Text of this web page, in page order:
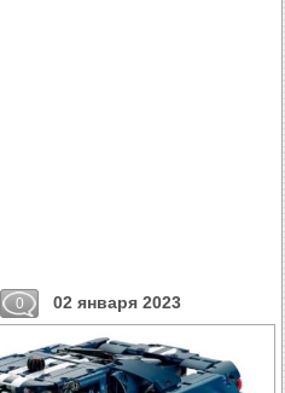
0 02 января 2023